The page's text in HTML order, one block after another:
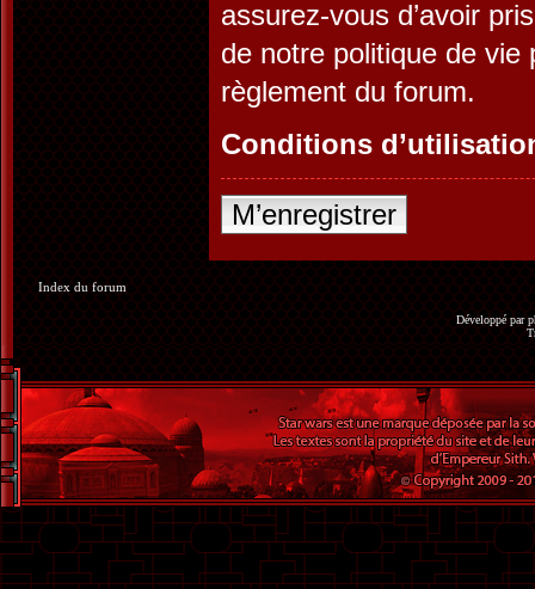
assurez-vous d’avoir
de notre politique de vie
règlement du forum.
Conditions
M’enregistrer
Index du forum
Développé par